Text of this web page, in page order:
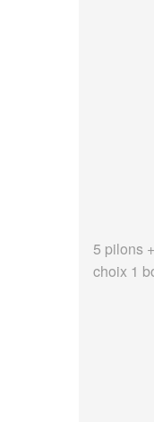
5 pilons
choix 1